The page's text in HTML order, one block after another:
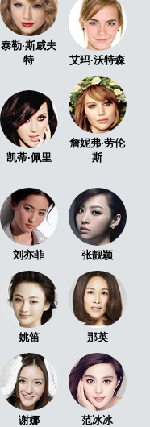
航
泰勒·斯威夫
特
艾玛·沃特森
凯蒂·佩里
詹妮弗·劳伦
斯
刘亦菲 张靓颖
姚笛 那英
谢娜 范冰冰